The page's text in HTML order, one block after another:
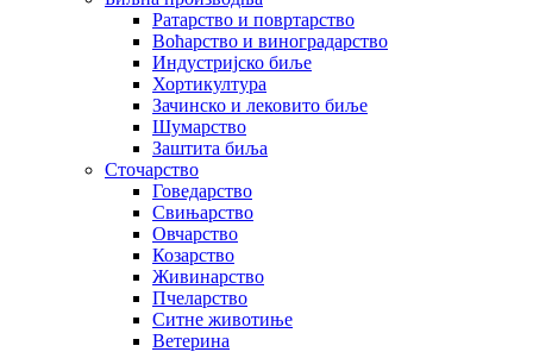
Ратарство и повртарство
Воћарство и виноградарство
Индустријско биље
Хортикултура
Зачинско и лековито биље
Шумарство
Заштита биља
Сточарство
Говедарство
Свињарство
Овчарство
Козарство
Живинарство
Пчеларство
Ситне животиње
Ветерина